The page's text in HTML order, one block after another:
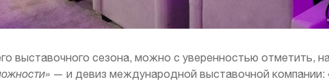
выставочного сезона, можно с уверенностью отметить,
— и девиз международной выставочной компании: